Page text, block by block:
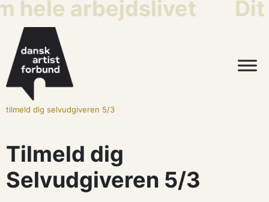
hele arbejdslivet
tilmeld dig selvudgiveren 5/3
Tilmeld dig
Selvudgiveren 5/3